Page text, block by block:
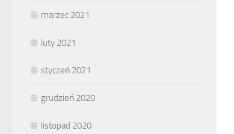
marzec 2021
luty 2021
styczeń 2021
grudzień 2020
listopad 2020